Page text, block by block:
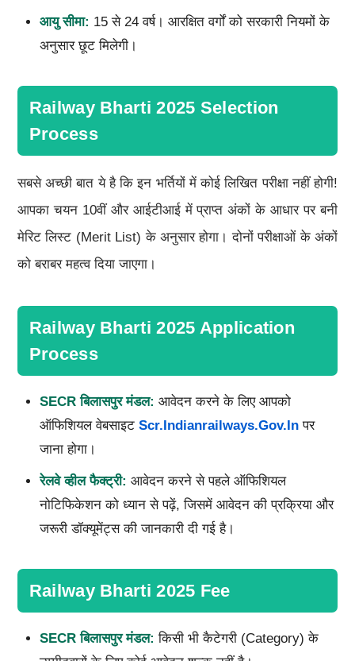
आयु सीमा: 15 से 24 वर्ष। आरक्षित वर्गों को सरकारी नियमों के
अनुसार छूट मिलेगी।
Railway Bharti 2025 Selection
Process
सबसे अच्छी बात ये है कि इन भर्तियों में कोई लिखित परीक्षा नहीं होगी!
आपका चयन 10वीं और आईटीआई में प्राप्त अंकों के आधार पर बनी
मेरिट लिस्ट (Merit List) के अनुसार होगा। दोनों परीक्षाओं के अंकों
को बराबर महत्व दिया जाएगा।
Railway Bharti 2025 Application
Process
SECR बिलासपुर मंडल: आवेदन करने के लिए आपको
ऑफिशियल वेबसाइट Scr.indianrailways.gov.inपर
जाना होगा।
रेलवे व्हील फैक्ट्री: आवेदन करने से पहले ऑफिशियल
नोटिफिकेशन को ध्यान से पढ़ें, जिसमें आवेदन की प्रक्रिया और
जरूरी डॉक्यूमेंट्स की जानकारी दी गई है।
Railway Bharti 2025 Fee
SECRबिलासपुर मंडल: किसी भी कैटेगरी (Category) के